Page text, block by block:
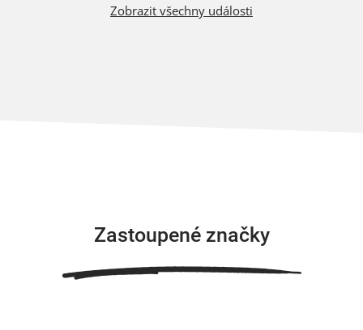
Zobrazit všechny události
Zastoupené značky